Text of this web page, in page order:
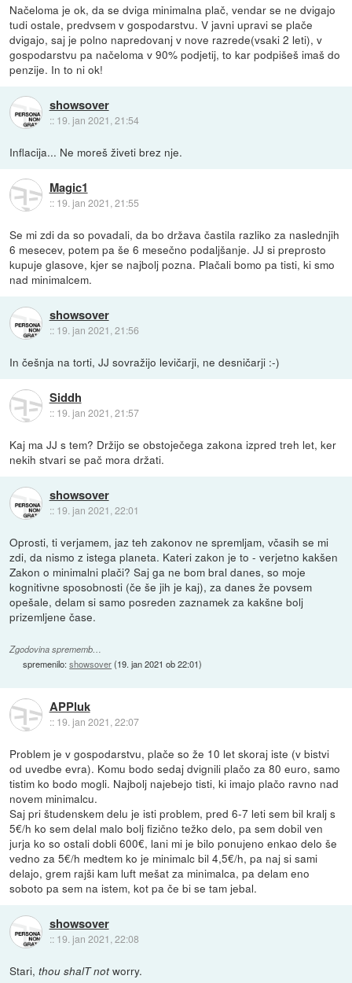
Načeloma je ok, da se dviga minimalna plač, vendar se ne dvigajo
tudi ostale, predvsem v gospodarstvu. V javni upravi se plače
dvigajo, saj je polno napredovanj v nove razrede(vsaki 2 leti), v
gospodarstvu pa načeloma v 90% podjetij, to kar podpišeš imaš do
penzije. In to ni ok!
showsover
:: 19. jan 2021, 21:54
Inflacija... Ne moreš živeti brez nje.
Magic1
:: 19. jan 2021, 21:55
Se mi zdi da so povadali, da bo država častila razliko za naslednjih
6 mesecev, potem pa še 6 mesečno podaljšanje. JJ si preprosto
kupuje glasove, kjer se najbolj pozna. Plačali bomo pa tisti, ki smo
nad minimalcem.
showsover
:: 19. jan 2021, 21:56
In češnja na torti, JJ sovražijo levičarji, ne desničarji :-)
Siddh
:: 19. jan 2021, 21:57
Kaj ma JJ s tem? Držijo se obstoječega zakona izpred treh let, ker
nekih stvari se pač mora držati.
showsover
:: 19. jan 2021, 22:01
Oprosti, ti verjamem, jaz teh zakonov ne spremljam, včasih se mi
zdi, da nismo z istega planeta. Kateri zakon je to - verjetno kakšen
Zakon o minimalni plači? Saj ga ne bom bral danes, so moje
kognitivne sposobnosti (če še jih je kaj), za danes že povsem
opešale, delam si samo posreden zaznamek za kakšne bolj
prizemljene čase.
Zgodovina sprememb…
spremenilo:showsover(19. jan 2021 ob 22:01)
APPluk
:: 19. jan 2021, 22:07
Problem je v gospodarstvu, plače so že 10 let skoraj iste (v bistvi
od uvedbe evra). Komu bodo sedaj dvignili plačo za 80 euro, samo
tistim ko bodo mogli. Najbolj najebejo tisti, ki imajo plačo ravno nad
novem minimalcu.
Saj pri študenskem delu je isti problem, pred 6-7 leti sem bil kralj s
5€/h ko sem delal malo bolj fizično težko delo, pa sem dobil ven
jurja ko so ostali dobli 600€, lani mi je bilo ponujeno enkao delo še
vedno za 5€/h medtem ko je minimalc bil 4,5€/h, pa naj si sami
delajo, grem rajši kam luft mešat za minimalca, pa delam eno
soboto pa sem na istem, kot pa če bi se tam jebal.
showsover
:: 19. jan 2021, 22:08
Stari,thou shalT notworry.